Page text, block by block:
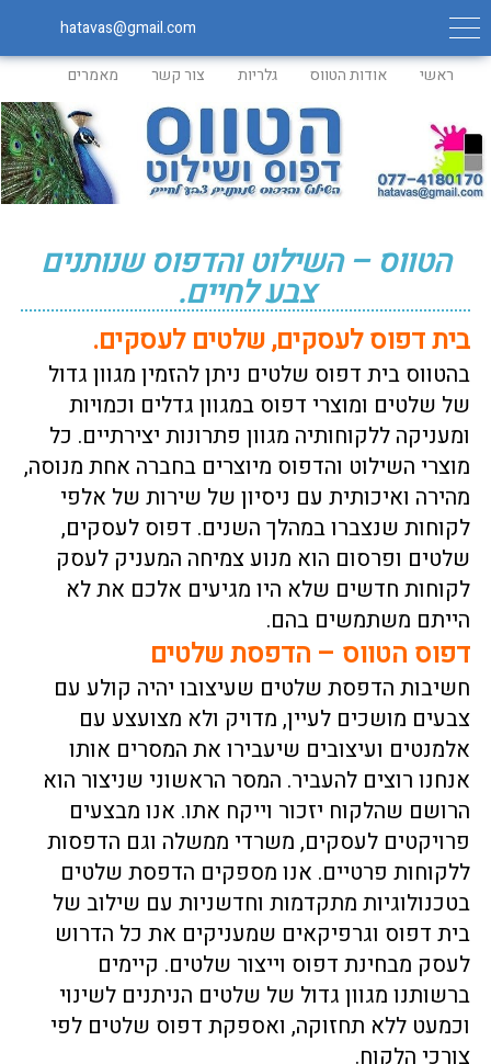
ראשי אודות הטווס גלריות צור קשר מאמרים
הטווס – השילוט והדפוס שנותנים
צבע לחיים.
בית דפוס לעסקים,שלטים לעסקים.
בהטווס בית דפוס שלטים ניתן להזמין מגוון גדול
של שלטים ומוצרי דפוס במגוון גדלים וכמויות
ומעניקה ללקוחותיה מגוון פתרונות יצירתיים. כל
מוצרי השילוט והדפוס מיוצרים בחברה אחת מנוסה,
מהירה ואיכותית עם ניסיון של שירות של אלפי
לקוחות שנצברו במהלך השנים. דפוס לעסקים,
שלטים ופרסום הוא מנוע צמיחה המעניק לעסק
לקוחות חדשים שלא היו מגיעים אלכם את לא
הייתם משתמשים בהם.
דפוס הטווס – הדפסת שלטים
חשיבות הדפסת שלטים שעיצובו יהיה קולע עם
צבעים מושכים לעיין, מדויק ולא מצועצע עם
אלמנטים ועיצובים שיעבירו את המסרים אותו
אנחנו רוצים להעביר. המסר הראשוני שניצור הוא
הרושם שהלקוח יזכור וייקח אתו. אנו מבצעים
פרויקטים לעסקים, משרדי ממשלה וגם הדפסות
ללקוחות פרטיים. אנו מספקים הדפסת שלטים
בטכנולוגיות מתקדמות וחדשניות עם שילוב של
בית דפוס וגרפיקאים שמעניקים את כל הדרוש
לעסק מבחינת דפוס וייצור שלטים. קיימים
ברשותנו מגוון גדול של שלטים הניתנים לשינוי
וכמעט ללא תחזוקה, ואספקת דפוס שלטים לפי
צורכי הלקוח.
hatavas@gmail.com